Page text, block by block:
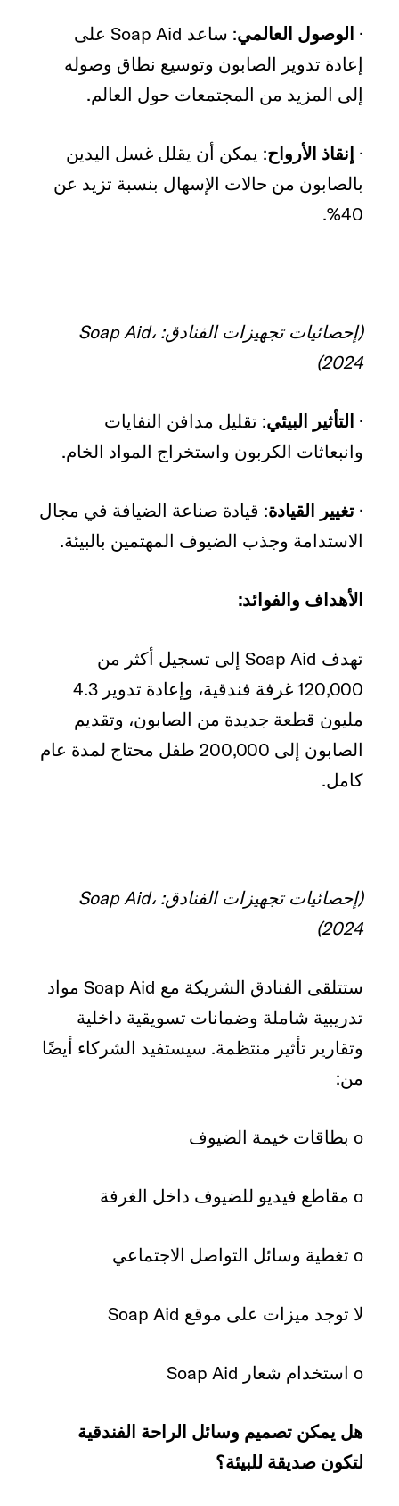
· الوصول العالمي
: ساعد Soap Aid على
إعادة تدوير الصابون وتوسيع نطاق وصوله
إلى المزيد من المجتمعات حول العالم.
· إنقاذ الأرواح: يمكن أن يقلل غسل اليدين
بالصابون من حالات الإسهال بنسبة تزيد عن
40%.
(إحصائيات تجهيزات الفنادق: Soap Aid،
2024)
· التأثير البيئي: تقليل مدافن النفايات
وانبعاثات الكربون واستخراج المواد الخام.
· تغيير القيادة: قيادة صناعة الضيافة في مجال
الاستدامة وجذب الضيوف المهتمين بالبيئة.
الأهداف والفوائد:
تهدف Soap Aid إلى تسجيل أكثر من
120,000 غرفة فندقية، وإعادة تدوير 4.3
مليون قطعة جديدة من الصابون، وتقديم
الصابون إلى 200,000 طفل محتاج لمدة عام
كامل.
(إحصائيات تجهيزات الفنادق: Soap Aid،
2024)
ستتلقى الفنادق الشريكة مع Soap Aid مواد
تدريبية شاملة وضمانات تسويقية داخلية
وتقارير تأثير منتظمة. سيستفيد الشركاء أيضًا
من:
o بطاقات خيمة الضيوف
o مقاطع فيديو للضيوف داخل الغرفة
o تغطية وسائل التواصل الاجتماعي
لا توجد ميزات على موقع Soap Aid
o استخدام شعار Soap Aid
هل يمكن تصميم وسائل الراحة الفندقية
لتكون صديقة للبيئة؟